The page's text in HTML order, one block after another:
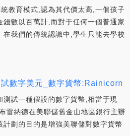
教育模式,認為其代價太高,一個孩子
數以百萬計,而對于任何一個普通家
我們的傳統認識中,學生只能去學校
數字美元_數字貨幣:Rainicorn
試一種假設的數字貨幣,相當于現
雷納德在美聯儲舊金山地區銀行主辦
劃的目的是增強美聯儲對數字貨幣